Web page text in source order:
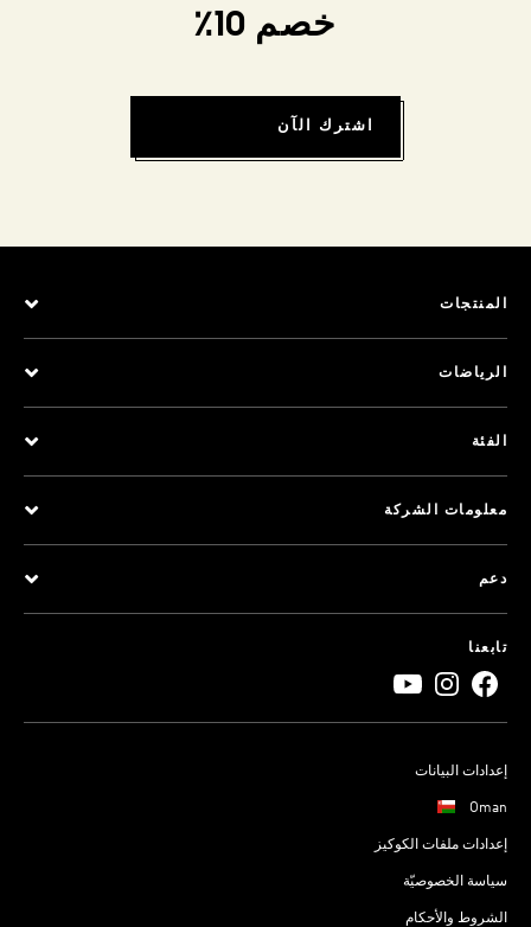
خصم 10٪
اشترك الآن
المنتجات
الرياضات
الفئة
معلومات الشركة
دعم
تابعنا
إعدادات البيانات
Oman
إعدادات ملفات الكوكيز
سياسة الخصوصيّة
الشروط والأحكام